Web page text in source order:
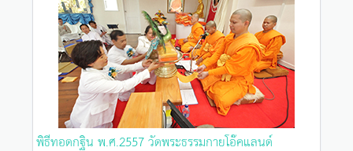
พิธีทอดกฐิน พ.ศ.2557 วัดพระธรรมกายโอ๊คแลนด์